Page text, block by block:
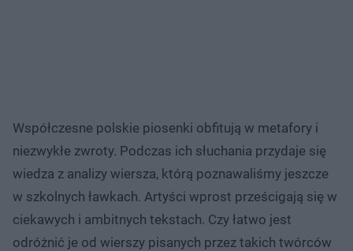
Współczesne polskie piosenki obfitują w metafory i
niezwykłe zwroty. Podczas ich słuchania przydaje się
wiedza z analizy wiersza, którą poznawaliśmy jeszcze
w szkolnych ławkach. Artyści wprost prześcigają się w
ciekawych i ambitnych tekstach. Czy łatwo jest
odróżnić je od wierszy pisanych przez takich twórców